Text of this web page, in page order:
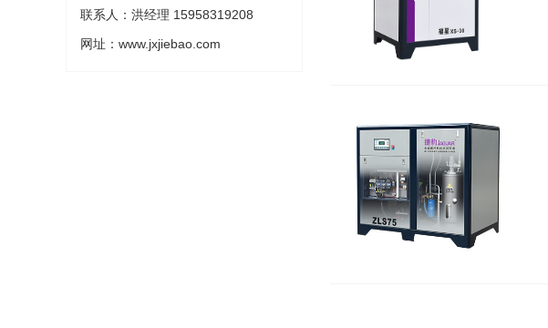
联系人：洪经理 15958319208
网址：www.jxjiebao.com